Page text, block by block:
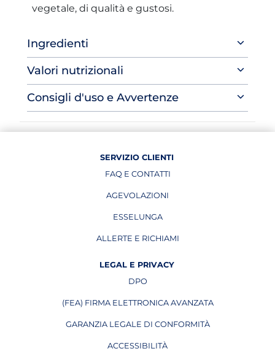
vegetale, di qualità e gustosi.
Ingredienti
Valori nutrizionali
Consigli d'uso e Avvertenze
SERVIZIO CLIENTI
FAQ E CONTATTI
AGEVOLAZIONI
ESSELUNGA
APRE IN UNA NUOVA PAGINA
ALLERTE E RICHIAMI
APRE IN UNA NUOVA PAGINA
LEGAL E PRIVACY
DPO
APRE IN UNA NUOVA PAGINA
(FEA) FIRMA ELETTRONICA AVANZATA
APRE IN UNA NUOVA PAGINA
GARANZIA LEGALE DI CONFORMITÀ
ACCESSIBILITÀ